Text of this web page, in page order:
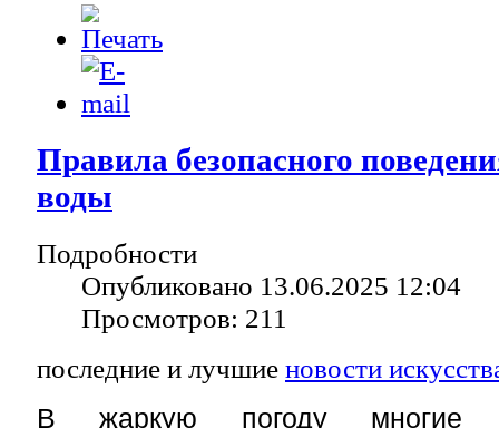
Правила безопасного
воды
Подробности
Опубликовано 13.06.2025 12:04
Просмотров: 211
последние и лучшие новости
В жаркую погоду многие